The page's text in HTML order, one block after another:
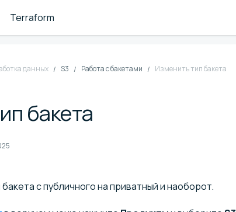
Terraform
данных S3 Работа с бакетами Изменить тип бакета
бакета
с публичного на приватный и наоборот.